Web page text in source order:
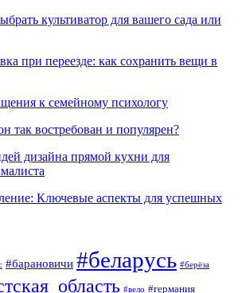
культиватор для вашего сада или
при переезде: как сохранить вещи в
к семейному психологу
так востребован и популярен?
дизайна прямой кухни для
Ключевые аспекты для успешных
#барановичи #беларусь #берёза
#вело #германия